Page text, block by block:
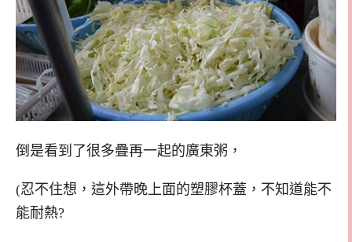
倒是看到了很多疊再一起的廣東粥，
(忍不住想，這外帶晚上面的塑膠杯蓋，不知道能不
能耐熱?